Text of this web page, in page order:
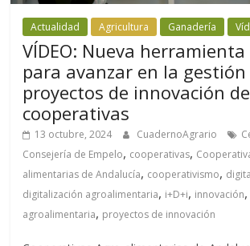
Actualidad Agricultura Ganadería
VÍDEO: Nueva
para avanzar en la gestión
proyectos de innovación
cooperativas
13 octubre, 2024 CuadernoAgrario
Consejería de Empelo, cooperativas,
alimentarias de Andalucía, cooperativismo,
digitalización agroalimentaria, i+D+i, innovación,
agroalimentaria, proyectos de innovación